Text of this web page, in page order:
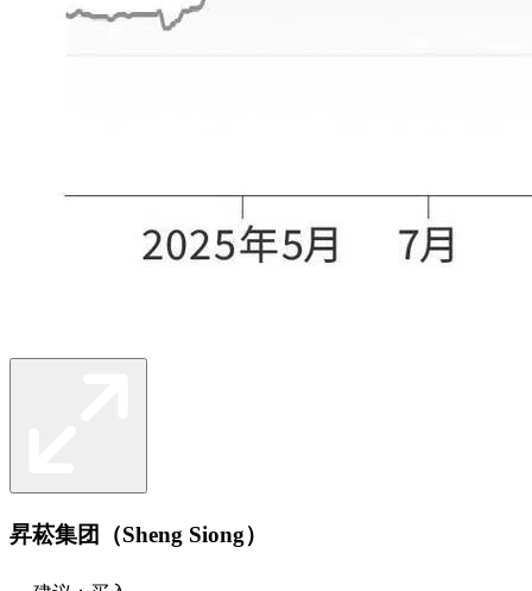
昇菘集团（Sheng Siong）